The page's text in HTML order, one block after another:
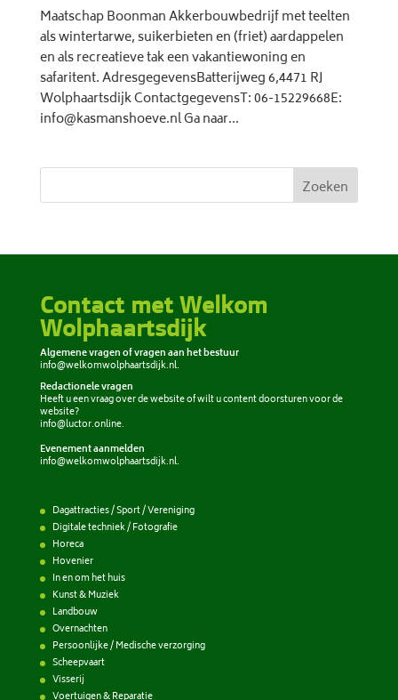
Maatschap Boonman Akkerbouwbedrijf met teelten
als wintertarwe, suikerbieten en (friet) aardappelen
en als recreatieve tak een vakantiewoning en
safaritent. AdresgegevensBatterijweg 6,4471 RJ
Wolphaartsdijk ContactgegevensT: 06-15229668E:
info@kasmanshoeve.nl Ga naar...
Zoeken
Contact met Welkom
Wolphaartsdijk
Algemene vragen of vragen aan het bestuur
info@welkomwolphaartsdijk.nl.
Redactionele vragen
Heeft u een vraag over de website of wilt u content doorsturen voor de
website?
info@luctor.online.
Evenement aanmelden
info@welkomwolphaartsdijk.nl.
Dagattracties / Sport / Vereniging
Digitale techniek / Fotografie
Horeca
Hovenier
In en om het huis
Kunst & Muziek
Landbouw
Overnachten
Persoonlijke / Medische verzorging
Scheepvaart
Visserij